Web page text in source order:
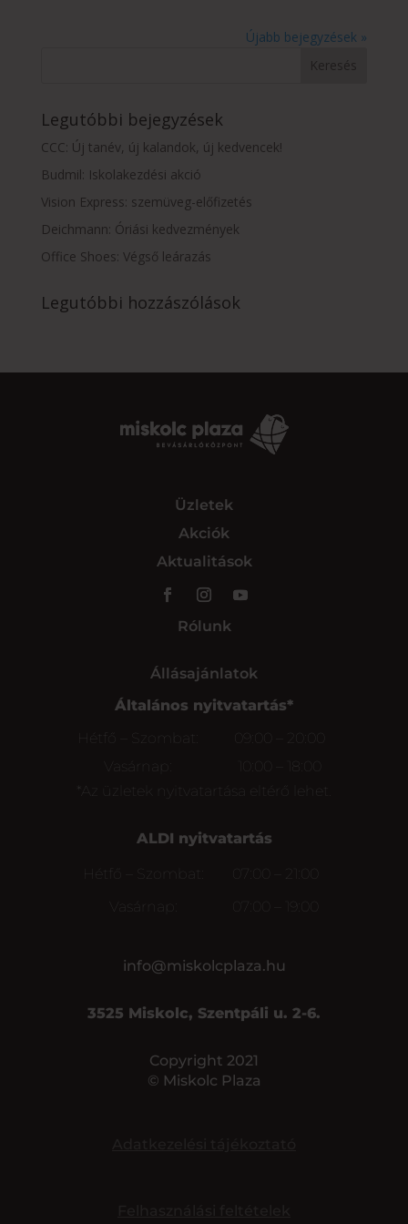
Újabb bejegyzések »
Legutóbbi bejegyzések
CCC: Új tanév, új kalandok, új kedvencek!
Budmil: Iskolakezdési akció
Vision Express: szemüveg-előfizetés
Deichmann: Óriási kedvezmények
Office Shoes: Végső leárazás
Legutóbbi hozzászólások
Üzletek
Akciók
Aktualitások
Rólunk
Állásajánlatok
Általános nyitvatartás*
Hétfő – Szombat:
*Az üzletek nyitvatartása eltérő lehet.
ALDI nyitvatartás
Hétfő – Szombat:
info@miskolcplaza.hu
3525 Miskolc, Szentpáli u. 2-6.
Copyright 2021
© Miskolc Plaza